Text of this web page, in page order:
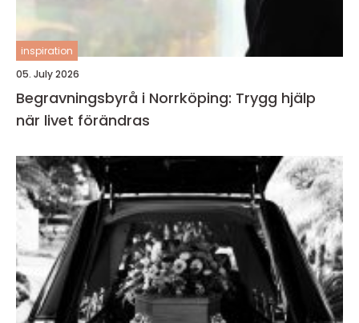
inspiration
05. July 2026
Begravningsbyrå i Norrköping: Trygg hjälp
när livet förändras